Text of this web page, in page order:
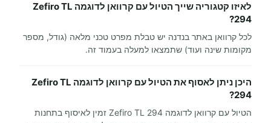
לאיזו קטגוריה שייך הטיול עם קרוואן לדוגמה Zefiro TL
294?
לכל קרוואן באתר בנדנה יש טבלת מפרט טכני מלאה (גודל, מספר
מקומות שינה ועוד) שתמצאו למעלה בעמוד זה.
היכן ניתן לאסוף את הטיול עם קרוואן לדוגמה Zefiro TL
294?
הטיול עם קרוואן לדוגמה Zefiro TL 294 זמין לאיסוף בתחנות